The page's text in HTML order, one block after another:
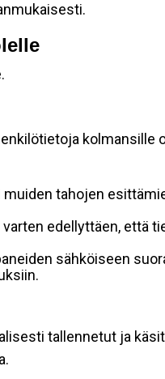
kolmansille
tahojen
edellyttäen, että
sähköiseen
tallennetut ja